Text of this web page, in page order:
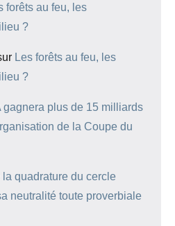
forêts au feu, les
?
Les forêts au feu, les
?
gagnera plus de 15 milliards
de la Coupe du
la quadrature du cercle
neutralité toute proverbiale